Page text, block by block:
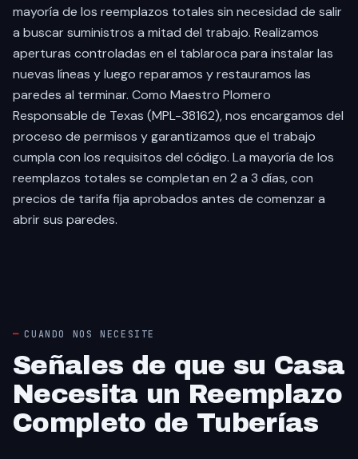
mayoría de los reemplazos totales sin necesidad de salir
a buscar suministros a mitad del trabajo. Realizamos
aperturas controladas en el tablaroca para instalar las
nuevas líneas y luego reparamos y restauramos las
paredes al terminar. Como Maestro Plomero
Responsable de Texas (MPL-38162), nos encargamos del
proceso de permisos y garantizamos que el trabajo
cumpla con los requisitos del código. La mayoría de los
reemplazos totales se completan en 2 a 3 días, con
precios de tarifa fija aprobados antes de comenzar a
abrir sus paredes.
CUANDO NOS NECESITE
Señales de que su Casa
Necesita un Reemplazo
Completo de Tuberías